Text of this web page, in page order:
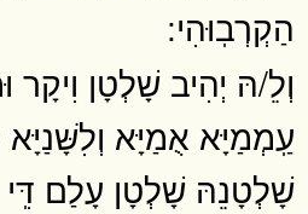
הַקְרְבֽוּהִי ׃
וְלֵ/הּ יְהִיב שָׁלְטָן וִיקָר
עַֽמְמַיָּא אֻמַיָּא וְלִשָּׁנַיָּא
שָׁלְטָנֵהּ שָׁלְטָן עָלַם דִּֽי